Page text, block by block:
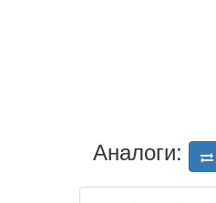
Аналоги: